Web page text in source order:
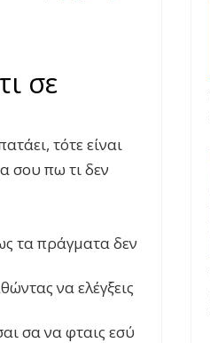
σε
τότε είναι
σου πω τι δεν
τα πράγματα δεν
να ελέγξεις
σα να φταις εσύ